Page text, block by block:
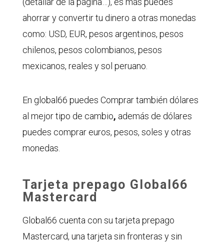
ahorrar y convertir tu dinero a otras monedas
como: USD, EUR, pesos argentinos, pesos
chilenos, pesos colombianos, pesos
mexicanos, reales y sol peruano.
En global66 puedes Comprar también dólares
al mejor tipo de cambio, además de dólares
puedes comprar euros, pesos, soles y otras
monedas.
Tarjeta prepago Global66
Mastercard
Global66 cuenta con su tarjeta prepago
Mastercard, una tarjeta sin fronteras y sin